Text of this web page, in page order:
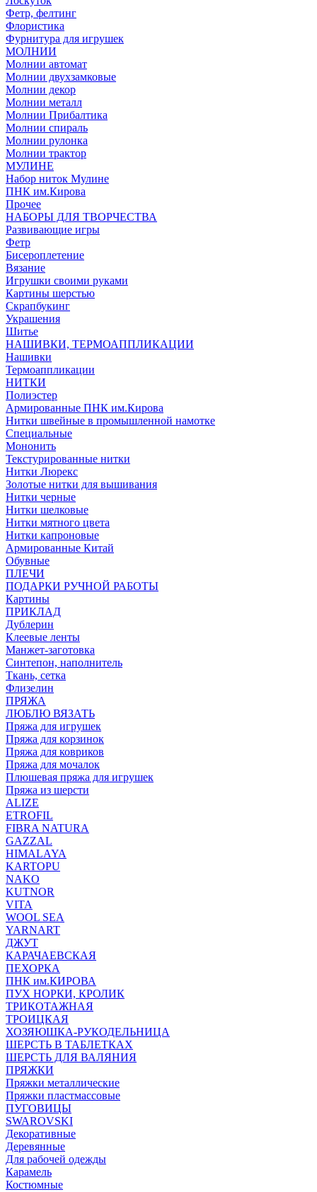
Фетр, фелтинг
Флористика
Фурнитура для игрушек
МОЛНИИ
Молнии автомат
Молнии двухзамковые
Молнии декор
Молнии металл
Молнии Прибалтика
Молнии спираль
Молнии рулонка
Молнии трактор
МУЛИНЕ
Набор ниток Мулине
ПНК им.Кирова
Прочее
НАБОРЫ ДЛЯ ТВОРЧЕСТВА
Развивающие игры
Фетр
Бисероплетение
Вязание
Игрушки своими руками
Картины шерстью
Скрапбукинг
Украшения
Шитье
НАШИВКИ, ТЕРМОАППЛИКАЦИИ
Нашивки
Термоаппликации
НИТКИ
Полиэстер
Армированные ПНК им.Кирова
Нитки швейные в промышленной намотке
Специальные
Мононить
Текстурированные нитки
Нитки Люрекс
Золотые нитки для вышивания
Нитки черные
Нитки шелковые
Нитки мятного цвета
Нитки капроновые
Армированные Китай
Обувные
ПЛЕЧИ
ПОДАРКИ РУЧНОЙ РАБОТЫ
Картины
ПРИКЛАД
Дублерин
Клеевые ленты
Манжет-заготовка
Синтепон, наполнитель
Ткань, сетка
Флизелин
ПРЯЖА
ЛЮБЛЮ ВЯЗАТЬ
Пряжа для игрушек
Пряжа для корзинок
Пряжа для ковриков
Пряжа для мочалок
Плюшевая пряжа для игрушек
Пряжа из шерсти
ALIZE
ETROFIL
FIBRA NATURA
GAZZAL
HIMALAYA
KARTOPU
NAKO
KUTNOR
VITA
WOOL SEA
YARNART
ДЖУТ
КАРАЧАЕВСКАЯ
ПЕХОРКА
ПНК им.КИРОВА
ПУХ НОРКИ, КРОЛИК
ТРИКОТАЖНАЯ
ТРОИЦКАЯ
ХОЗЯЮШКА-РУКОДЕЛЬНИЦА
ШЕРСТЬ В ТАБЛЕТКАХ
ШЕРСТЬ ДЛЯ ВАЛЯНИЯ
ПРЯЖКИ
Пряжки металлические
Пряжки пластмассовые
ПУГОВИЦЫ
SWAROVSKI
Декоративные
Деревянные
Для рабочей одежды
Карамель
Костюмные